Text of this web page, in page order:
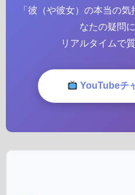
「彼（や彼女）の本当の
なたの疑問
リアルタイムで
YouTubeチ